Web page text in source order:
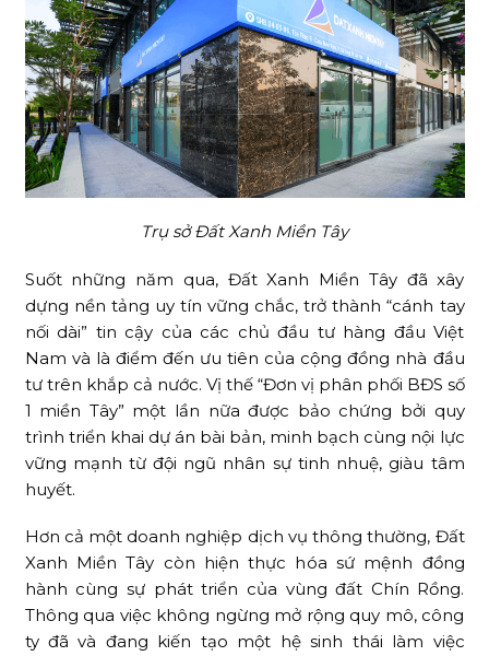
Trụ sở Đất Xanh Miền Tây
Suốt những năm qua, Đất Xanh Miền Tây đã xây
dựng nền tảng uy tín vững chắc, trở thành “cánh tay
nối dài” tin cậy của các chủ đầu tư hàng đầu Việt
Nam và là điểm đến ưu tiên của cộng đồng nhà đầu
tư trên khắp cả nước. Vị thế “Đơn vị phân phối BĐS số
1 miền Tây” một lần nữa được bảo chứng bởi quy
trình triển khai dự án bài bản, minh bạch cùng nội lực
vững mạnh từ đội ngũ nhân sự tinh nhuệ, giàu tâm
huyết.
Hơn cả một doanh nghiệp dịch vụ thông thường, Đất
Xanh Miền Tây còn hiện thực hóa sứ mệnh đồng
hành cùng sự phát triển của vùng đất Chín Rồng.
Thông qua việc không ngừng mở rộng quy mô, công
ty đã và đang kiến tạo một hệ sinh thái làm việc